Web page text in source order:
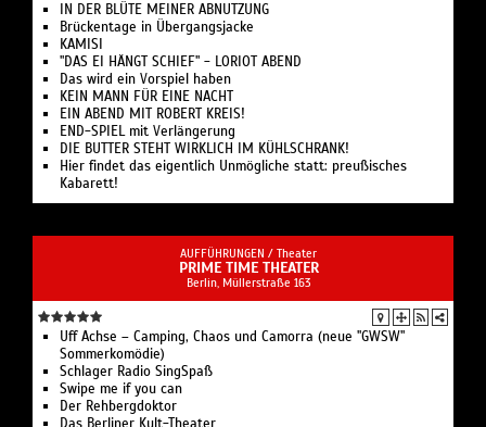
IN DER BLÜTE MEINER ABNUTZUNG
Brückentage in Übergangsjacke
KAMISI
"DAS EI HÄNGT SCHIEF" - LORIOT ABEND
Das wird ein Vorspiel haben
KEIN MANN FÜR EINE NACHT
EIN ABEND MIT ROBERT KREIS!
END-SPIEL mit Verlängerung
DIE BUTTER STEHT WIRKLICH IM KÜHLSCHRANK!
Hier findet das eigentlich Unmögliche statt: preußisches
Kabarett!
AUFFÜHRUNGEN / Theater
PRIME TIME THEATER
Berlin, ​Müllerstraße 163
Uff Achse – Camping, Chaos und Camorra (neue "GWSW"
Sommerkomödie)
Schlager Radio SingSpaß
Swipe me if you can
Der Rehbergdoktor